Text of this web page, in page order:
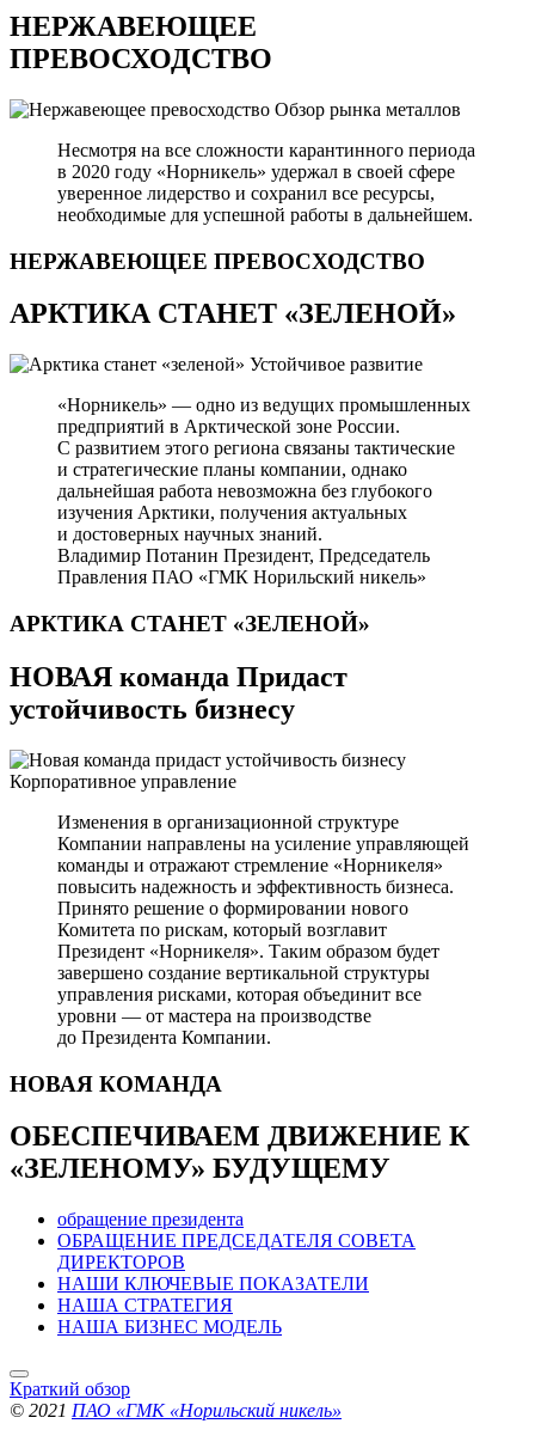
НЕРЖАВЕЮЩЕЕ
ПРЕВОСХОДСТВО
Обзор рынка металлов
Несмотря на все сложности карантинного периода
в 2020 году «Норникель» удержал в своей сфере
уверенное лидерство и сохранил все ресурсы,
необходимые для успешной работы в дальнейшем.
НЕРЖАВЕЮЩЕЕ ПРЕВОСХОДСТВО
АРКТИКА СТАНЕТ «ЗЕЛЕНОЙ»
Устойчивое развитие
«Норникель» — одно из ведущих промышленных
предприятий в Арктической зоне России.
С развитием этого региона связаны тактические
и стратегические планы компании, однако
дальнейшая работа невозможна без глубокого
изучения Арктики, получения актуальных
и достоверных научных знаний.
Владимир Потанин Президент, Председатель
Правления ПАО «ГМК Норильский никель»
АРКТИКА СТАНЕТ «ЗЕЛЕНОЙ»
НОВАЯ команда Придаст
устойчивость бизнесу
Корпоративное управление
Изменения в организационной структуре
Компании направлены на усиление управляющей
команды и отражают стремление «Норникеля»
повысить надежность и эффективность бизнеса.
Принято решение о формировании нового
Комитета по рискам, который возглавит
Президент «Норникеля». Таким образом будет
завершено создание вертикальной структуры
управления рисками, которая объединит все
уровни — от мастера на производстве
до Президента Компании.
НОВАЯ КОМАНДА
ОБЕСПЕЧИВАЕМ ДВИЖЕНИЕ К
«ЗЕЛЕНОМУ» БУДУЩЕМУ
обращение президента
ОБРАЩЕНИЕ ПРЕДСЕДАТЕЛЯ СОВЕТА
ДИРЕКТОРОВ
НАШИ КЛЮЧЕВЫЕ ПОКАЗАТЕЛИ
НАША СТРАТЕГИЯ
НАША БИЗНЕС МОДЕЛЬ
Краткий обзор
© 2021 ПАО «ГМК «Норильский никель»